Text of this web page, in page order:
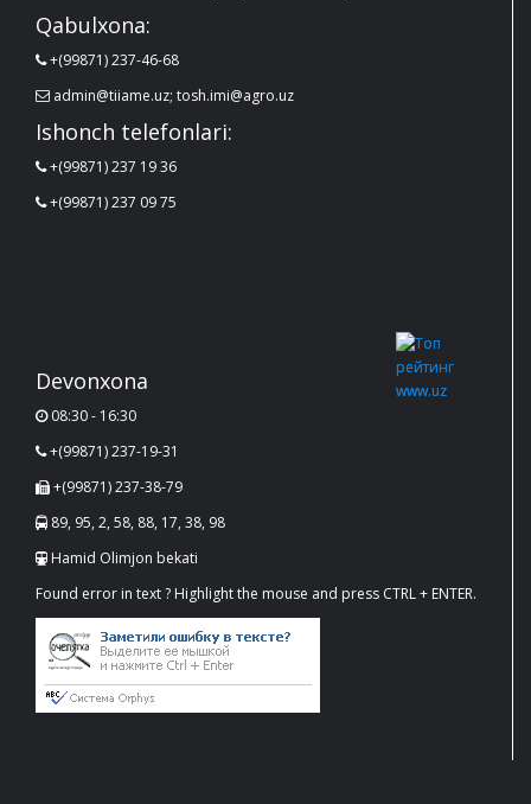
Qabulxona:
+(99871) 237-46-68
admin@tiiame.uz; tosh.imi@agro.uz
Ishonch telefonlari:
+(99871) 237 19 36
+(99871) 237 09 75
Devonxona
08:30 - 16:30
+(99871) 237-19-31
+(99871) 237-38-79
89, 95, 2, 58, 88, 17, 38, 98
Hamid Olimjon bekati
Found error in text ? Highlight the mouse and press CTRL + ENTER.